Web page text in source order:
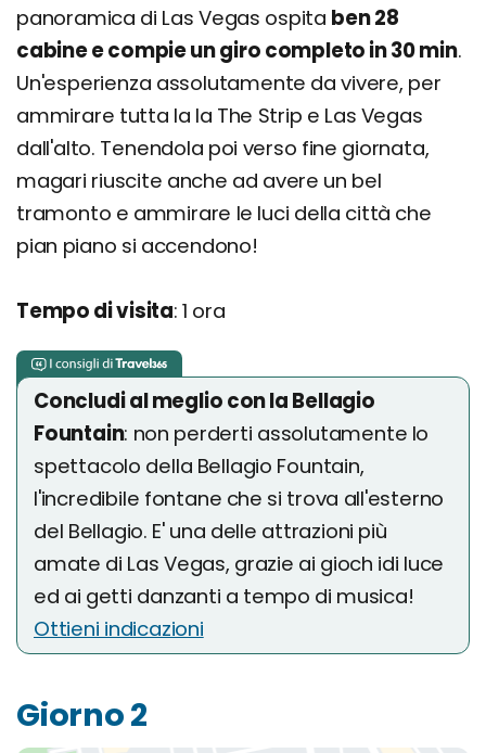
panoramica di Las Vegas ospita ben 28
cabine e compie un giro completo in 30 min.
Un'esperienza assolutamente da vivere, per
ammirare tutta la la The Strip e Las Vegas
dall'alto. Tenendola poi verso fine giornata,
magari riuscite anche ad avere un bel
tramonto e ammirare le luci della città che
pian piano si accendono!
Tempo di visita: 1 ora
Concludi al meglio con la Bellagio
Fountain: non perderti assolutamente lo
spettacolo della Bellagio Fountain,
l'incredibile fontane che si trova all'esterno
del Bellagio. E' una delle attrazioni più
amate di Las Vegas, grazie ai gioch idi luce
ed ai getti danzanti a tempo di musica!
Ottieni indicazioni
Giorno 2